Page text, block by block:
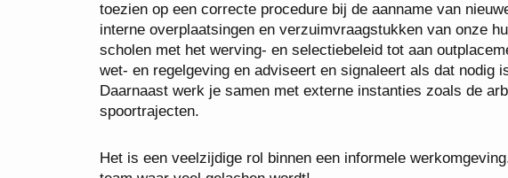
toezien op een correcte procedure bij de aanname van
interne overplaatsingen en verzuimvraagstukken van onze
scholen met het werving- en selectiebeleid tot aan
wet- en regelgeving en adviseert en signaleert als dat nodig
Daarnaast werk je samen met externe instanties zoals de
spoortrajecten.
Het is een veelzijdige rol binnen een informele